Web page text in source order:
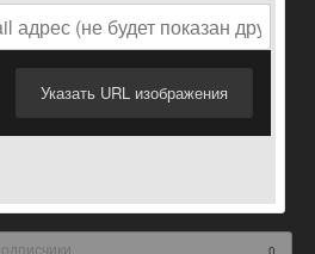
Указать URL изображения
0